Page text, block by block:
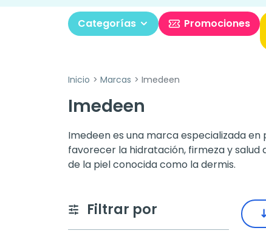
Categorías Promociones
Inicio Marcas Imedeen
Imedeen
Imedeen es una marca especializada
favorecer la hidratación, firmeza y salud
de la piel conocida como la dermis.
Filtrar por